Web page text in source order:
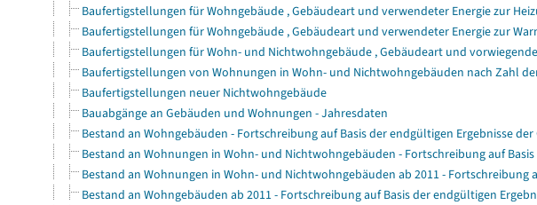
Baufertigstellungen für Wohngebäude , Gebäudeart und verwendeter Energie zur
Baufertigstellungen für Wohngebäude , Gebäudeart und verwendeter Energie zur
Baufertigstellungen für Wohn- und Nichtwohngebäude , Gebäudeart und
Baufertigstellungen von Wohnungen in Wohn- und Nichtwohngebäuden nach Zahl
Baufertigstellungen neuer Nichtwohngebäude
Bauabgänge an Gebäuden und Wohnungen - Jahresdaten
Bestand an Wohngebäuden - Fortschreibung auf Basis der endgültigen Ergebnisse
Bestand an Wohnungen in Wohn- und Nichtwohngebäuden - Fortschreibung auf
Bestand an Wohnungen in Wohn- und Nichtwohngebäuden ab 2011 -
Bestand an Wohngebäuden ab 2011 - Fortschreibung auf Basis der endgültigen